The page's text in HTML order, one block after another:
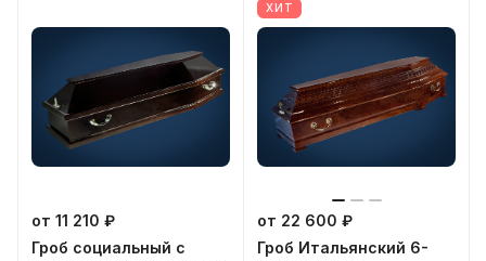
от 11 210 ₽
Гроб социальный с
ХИТ
от 22 600 ₽
Гроб Итальянский 6-